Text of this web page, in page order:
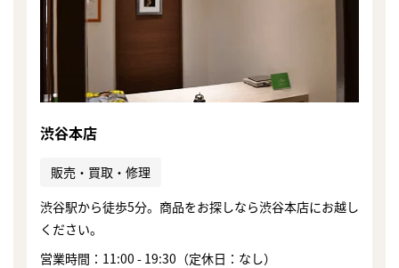
渋谷本店
販売・買取・修理
渋谷駅から徒歩5分。商品をお探しなら渋谷本店にお越し
ください。
営業時間：11:00 - 19:30（定休日：なし）